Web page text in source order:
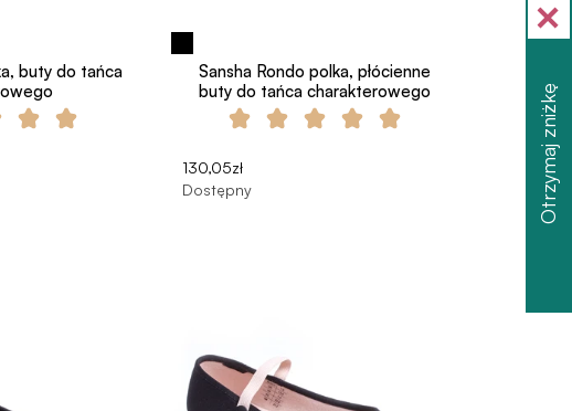
buty do tańca
Sansha Rondo polka, płócienne
buty do tańca charakterowego
130,05zł
Dostępny
Otrzymaj zniżkę